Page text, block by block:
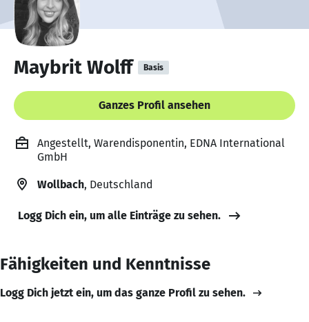
Maybrit Wolff Basis
Ganzes Profil ansehen
Angestellt, Warendisponentin, EDNA International
GmbH
Wollbach, Deutschland
Logg Dich ein, um alle Einträge zu sehen.
Fähigkeiten und Kenntnisse
Logg Dich jetzt ein, um das ganze Profil zu sehen.